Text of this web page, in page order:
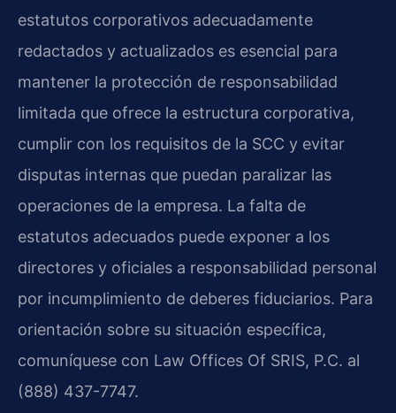
estatutos corporativos adecuadamente
redactados y actualizados es esencial para
mantener la protección de responsabilidad
limitada que ofrece la estructura corporativa,
cumplir con los requisitos de la SCC y evitar
disputas internas que puedan paralizar las
operaciones de la empresa. La falta de
estatutos adecuados puede exponer a los
directores y oficiales a responsabilidad personal
por incumplimiento de deberes fiduciarios. Para
orientación sobre su situación específica,
comuníquese con Law Offices Of SRIS, P.C. al
(888) 437-7747.